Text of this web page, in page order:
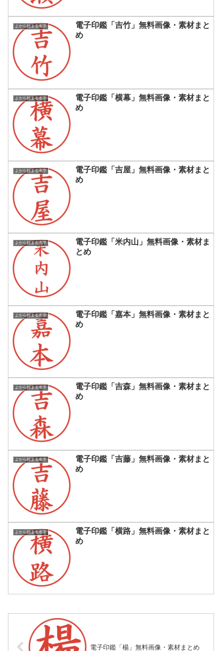
よから始まる名字
電子印鑑「吉竹」無料画像・素材まと
め
よから始まる名字
電子印鑑「横幕」無料画像・素材まと
め
よから始まる名字
電子印鑑「吉屋」無料画像・素材まと
め
よから始まる名字
電子印鑑「米内山」無料画像・素材ま
とめ
よから始まる名字
電子印鑑「嘉本」無料画像・素材まと
め
よから始まる名字
電子印鑑「吉森」無料画像・素材まと
め
よから始まる名字
電子印鑑「吉藤」無料画像・素材まと
め
よから始まる名字
電子印鑑「横路」無料画像・素材まと
め
電子印鑑「楊」無料画像・素材まとめ